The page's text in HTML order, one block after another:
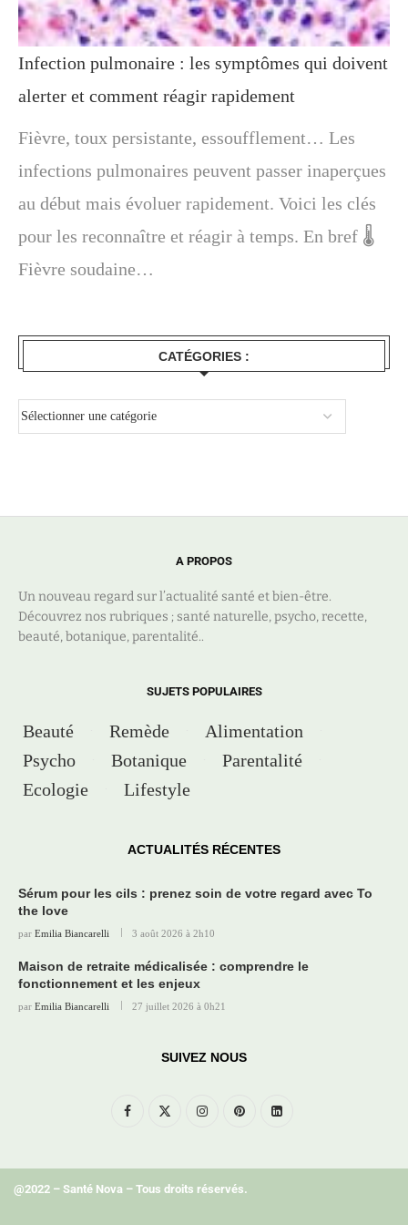
Infection pulmonaire : les symptômes qui doivent
alerter et comment réagir rapidement
Fièvre, toux persistante, essoufflement… Les
infections pulmonaires peuvent passer inaperçues
au début mais évoluer rapidement. Voici les clés
pour les reconnaître et réagir à temps. En bref 🌡️
Fièvre soudaine…
CATÉGORIES :
A PROPOS
Un nouveau regard sur l’actualité santé et bien-être.
Découvrez nos rubriques ; santé naturelle, psycho, recette,
beauté, botanique, parentalité..
SUJETS POPULAIRES
Beauté Remède
Alimentation
Psycho
Botanique
Parentalité
Ecologie
Lifestyle
ACTUALITÉS RÉCENTES
Sérum pour les cils : prenez soin de votre regard avec To
the love
par Emilia Biancarelli 3 août 2026 à 2h10
Maison de retraite médicalisée : comprendre le
fonctionnement et les enjeux
par Emilia Biancarelli 27 juillet 2026 à 0h21
SUIVEZ NOUS
@2022 – Santé Nova – Tous droits réservés.